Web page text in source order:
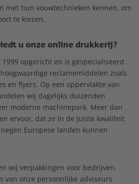
met hun vouwtechnieken kennen, om
te kiezen.
u onze online drukkerij?
opgericht en is gespecialiseerd
reclamemiddelen zoals
en flyers. Op een oppervlakte van
wij dagelijks duizenden
moderne machinepark. Meer dan
ervoor, dat ze in de juiste kwaliteit
Europese landen kunnen
wij verpakkingen voor bedrijven.
van onze persoonlijke adviseurs